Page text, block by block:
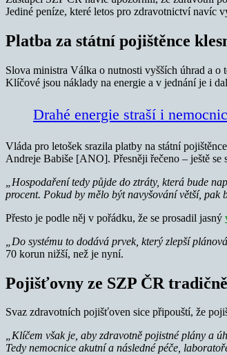
Jediné peníze, které letos pro zdravotnictví navíc
Platba za státní pojištěnce
Slova ministra Válka o nutnosti vyšších úhrad a
Klíčové jsou náklady na energie a v jednání je i
Drahé energie straší i
Vláda pro letošek srazila platby na státní
Andreje Babiše [ANO]. Přesněji řečeno – ještě se
„Hospodaření tedy půjde do ztráty, která bude
procent. Pokud by mělo být navyšování větší, pak
Přesto je podle něj v pořádku, že se prosadil jasný
„Do systému to dodává prvek, který zlepší
70 korun nižší, než je nyní.
Pojišťovny ze SZP ČR
Svaz zdravotních pojišťoven sice připouští, že
„Klíčem však je, aby zdravotně pojistné plány a
Tedy nemocnice akutní a následné péče,